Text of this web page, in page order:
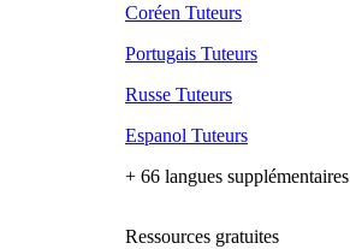
Coréen Tuteurs
Portugais Tuteurs
Russe Tuteurs
Espanol Tuteurs
+ 66 langues supplémentaires
Ressources gratuites